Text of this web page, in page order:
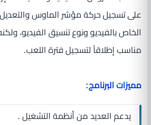
على تسجيل حركة مؤشر الماوس
الخاص بالفيديو ونوع تنسيق الفيديو،
مناسب إطلاقاً لتسجيل فترة اللعب.
مميزات البرنامج:
يدعم العديد من أنظمة التشغيل .